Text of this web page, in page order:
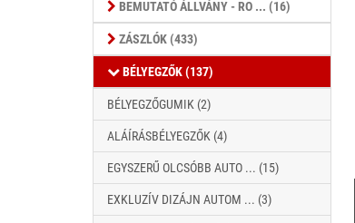
BEMUTATÓ ÁLLVÁNY - RO ... (16)
ZÁSZLÓK (433)
BÉLYEGZŐK (137)
BÉLYEGZŐGUMIK (2)
ALÁÍRÁSBÉLYEGZŐK (4)
EGYSZERŰ OLCSÓBB AUTO ... (15)
EXKLUZÍV DIZÁJN AUTOM ... (3)